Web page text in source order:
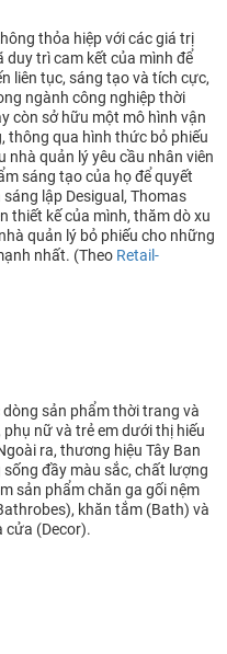
thỏa hiệp với các giá trị
duy trì cam kết của mình để
liên tục, sáng tạo và tích cực,
ngành công nghiệp thời
còn sở hữu một mô hình vận
thông qua hình thức bỏ phiếu
nhà quản lý yêu cầu nhân viên
sáng tạo của họ để quyết
lập Desigual, Thomas
thiết kế của mình, thăm dò xu
quản lý bỏ phiếu cho những
nhất. (Theo Retail-
sản phẩm thời trang và
nữ và trẻ em dưới thị hiếu
ra, thương hiệu Tây Ban
đầy màu sắc, chất lượng
sản phẩm chăn ga gối nệm
khăn tắm (Bath) và
cửa (Decor).